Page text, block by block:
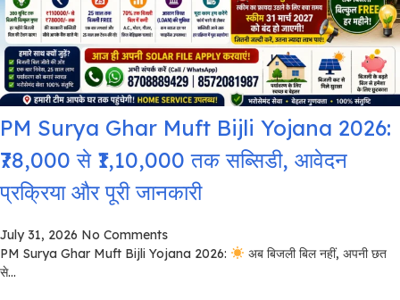
PM Surya Ghar Muft Bijli Yojana 2026:
₹78,000 से ₹1,10,000 तक सब्सिडी, आवेदन
प्रक्रिया और पूरी जानकारी
July 31, 2026 No Comments
PM Surya Ghar Muft Bijli Yojana 2026:
अब बिजली बिल नहीं, अपनी छत
से...